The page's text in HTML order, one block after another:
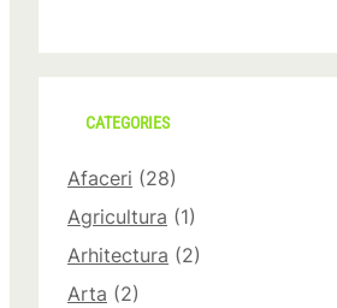
CATEGORIES
Afaceri (28)
Agricultura (1)
Arhitectura (2)
Arta (2)